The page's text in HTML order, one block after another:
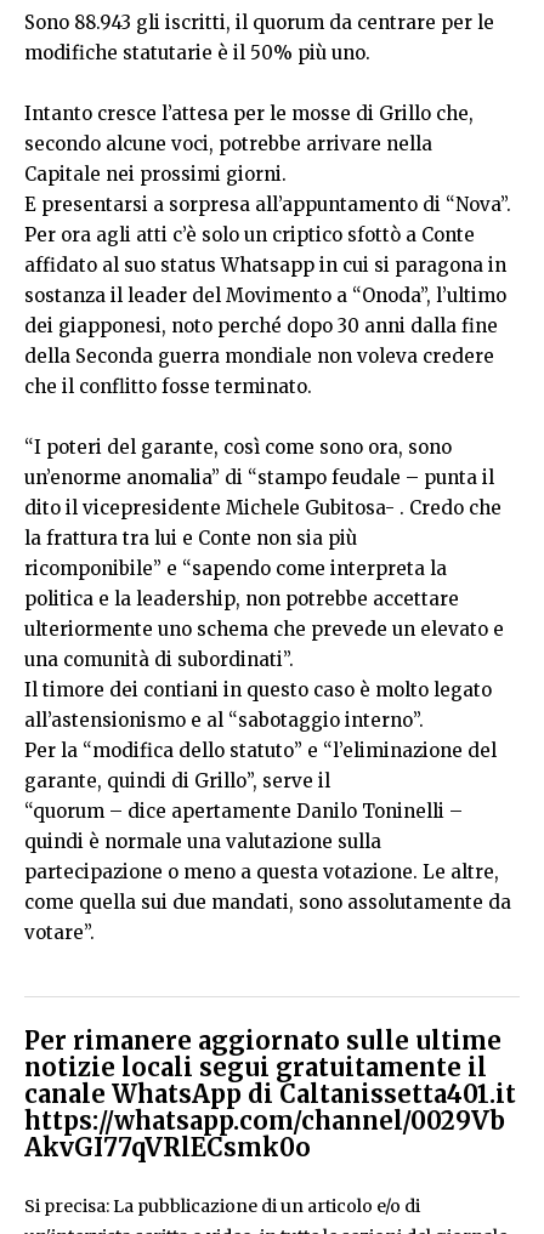
Sono 88.943 gli iscritti, il quorum da centrare per le
modifiche statutarie è il 50% più uno.
Intanto cresce l’attesa per le mosse di Grillo che,
secondo alcune voci, potrebbe arrivare nella
Capitale nei prossimi giorni.
E presentarsi a sorpresa all’appuntamento di “Nova”.
Per ora agli atti c’è solo un criptico sfottò a Conte
affidato al suo status Whatsapp in cui si paragona in
sostanza il leader del Movimento a “Onoda”, l’ultimo
dei giapponesi, noto perché dopo 30 anni dalla fine
della Seconda guerra mondiale non voleva credere
che il conflitto fosse terminato.
“I poteri del garante, così come sono ora, sono
un’enorme anomalia” di “stampo feudale – punta il
dito il vicepresidente Michele Gubitosa- . Credo che
la frattura tra lui e Conte non sia più
ricomponibile” e “sapendo come interpreta la
politica e la leadership, non potrebbe accettare
ulteriormente uno schema che prevede un elevato e
una comunità di subordinati”.
Il timore dei contiani in questo caso è molto legato
all’astensionismo e al “sabotaggio interno”.
Per la “modifica dello statuto” e “l’eliminazione del
garante, quindi di Grillo”, serve il
“quorum – dice apertamente Danilo Toninelli –
quindi è normale una valutazione sulla
partecipazione o meno a questa votazione. Le altre,
come quella sui due mandati, sono assolutamente da
votare”.
Per rimanere aggiornato sulle ultime
notizie locali segui gratuitamente il
canale WhatsApp di Caltanissetta401.it
https://whatsapp.com/channel/0029Vb
AkvGI77qVRlECsmk0o
Si precisa: La pubblicazione di un articolo e/o di